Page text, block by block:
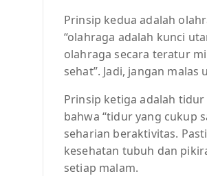
Prinsip kedua adalah
“olahraga adalah kunci
olahraga secara teratur
sehat”. Jadi, jangan
Prinsip ketiga adalah
bahwa “tidur yang cukup
seharian beraktivitas.
kesehatan tubuh dan
setiap malam.